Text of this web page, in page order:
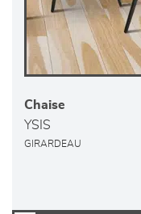
Chaise
YSIS
GIRARDEAU